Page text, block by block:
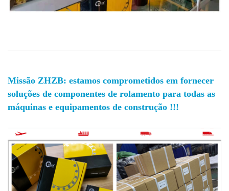
Missão ZHZB: estamos comprometidos em fornecer
soluções de componentes de rolamento para todas as
máquinas e equipamentos de construção !!!